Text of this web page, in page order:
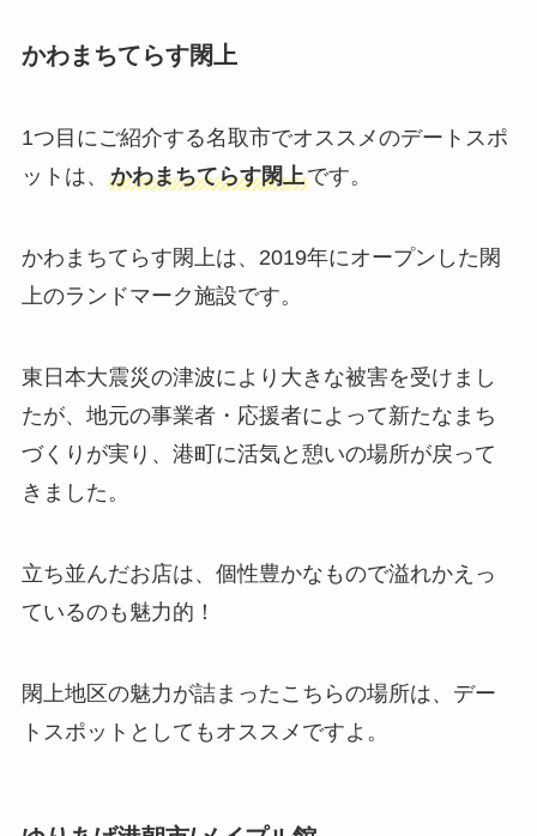
かわまちてらす閖上
1つ目にご紹介する名取市でオススメのデートスポ
ットは、 かわまちてらす閖上です。
かわまちてらす閖上は、2019年にオープンした閖
上のランドマーク施設です。
東日本大震災の津波により大きな被害を受けまし
たが、地元の事業者・応援者によって新たなまち
づくりが実り、港町に活気と憩いの場所が戻って
きました。
立ち並んだお店は、個性豊かなもので溢れかえっ
ているのも魅力的！
閖上地区の魅力が詰まったこちらの場所は、デー
トスポットとしてもオススメですよ。